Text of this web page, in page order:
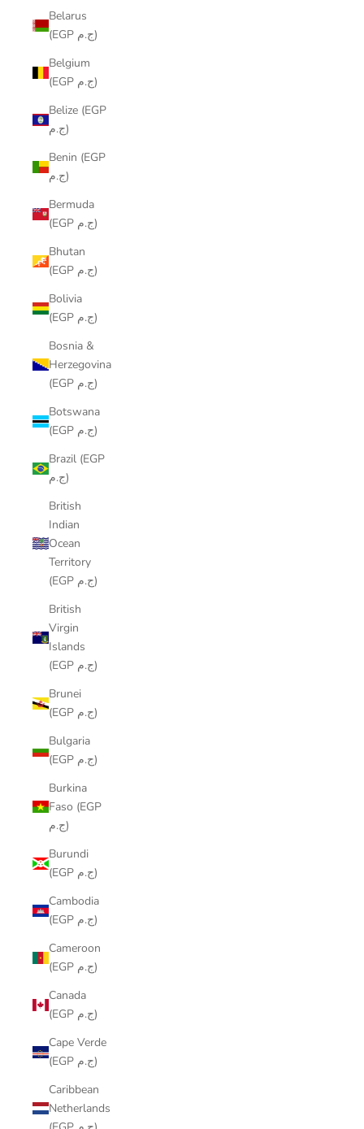
Belarus
(EGP ج.م)
Belgium
(EGP ج.م)
Belize (EGP
ج.م)
Benin (EGP
ج.م)
Bermuda
(EGP ج.م)
Bhutan
(EGP ج.م)
Bolivia
(EGP ج.م)
Bosnia &
Herzegovina
(EGP ج.م)
Botswana
(EGP ج.م)
Brazil (EGP
ج.م)
British
Indian
Ocean
Territory
(EGP ج.م)
British
Virgin
Islands
(EGP ج.م)
Brunei
(EGP ج.م)
Bulgaria
(EGP ج.م)
Burkina
Faso (EGP
ج.م)
Burundi
(EGP ج.م)
Cambodia
(EGP ج.م)
Cameroon
(EGP ج.م)
Canada
(EGP ج.م)
Cape Verde
(EGP ج.م)
Caribbean
Netherlands